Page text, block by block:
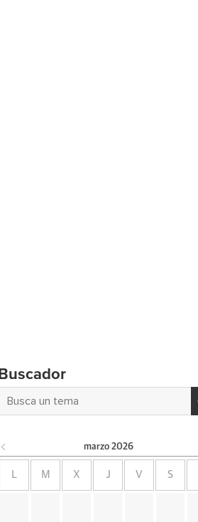
Buscador
marzo 2026
L M X J V S